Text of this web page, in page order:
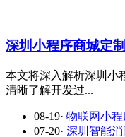
深圳小程序商城定
本文将深入解析深圳小
清晰了解开发过...
08-19· 物联网小
07-20· 深圳智能